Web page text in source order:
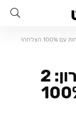
איך לנקות שתן ממזרון: 2
עם 100%